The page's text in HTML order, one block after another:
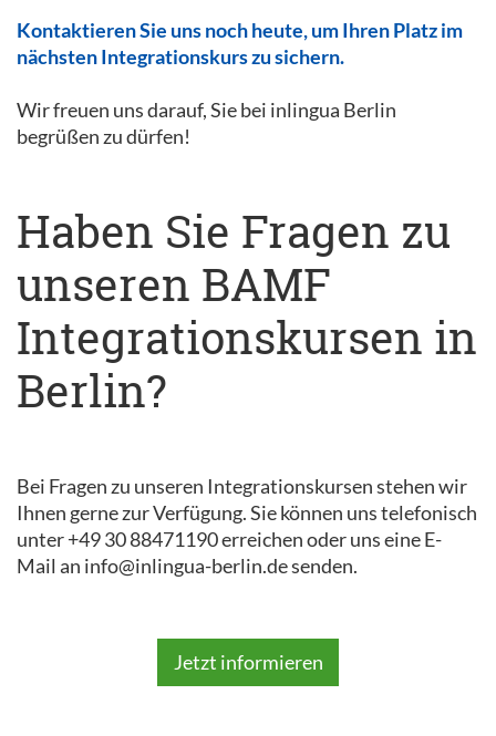
Kontaktieren Sie uns noch heute, um Ihren Platz im
nächsten Integrationskurs zu sichern.
Wir freuen uns darauf, Sie bei inlingua Berlin
begrüßen zu dürfen!
Haben Sie Fragen zu
unseren BAMF
Integrationskursen in
Berlin?
Bei Fragen zu unseren Integrationskursen stehen wir
Ihnen gerne zur Verfügung. Sie können uns telefonisch
unter +49 30 88471190 erreichen oder uns eine E-
Mail an info@inlingua-berlin.de senden.
Jetzt informieren